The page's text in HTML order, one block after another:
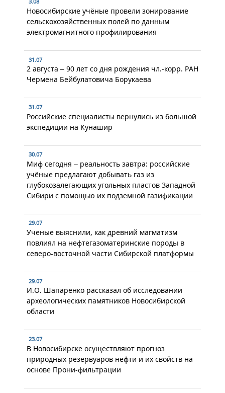
3.08
Новосибирские учёные провели зонирование
сельскохозяйственных полей по данным
электромагнитного профилирования
31.07
2 августа – 90 лет со дня рождения чл.-корр. РАН
Чермена Бейбулатовича Борукаева
31.07
Российские специалисты вернулись из большой
экспедиции на Кунашир
30.07
Миф сегодня – реальность завтра: российские
учёные предлагают добывать газ из
глубокозалегающих угольных пластов Западной
Сибири с помощью их подземной газификации
29.07
Ученые выяснили, как древний магматизм
повлиял на нефтегазоматеринские породы в
северо-восточной части Сибирской платформы
29.07
И.О. Шапаренко рассказал об исследовании
археологических памятников Новосибирской
области
23.07
В Новосибирске осуществляют прогноз
природных резервуаров нефти и их свойств на
основе Прони-фильтрации